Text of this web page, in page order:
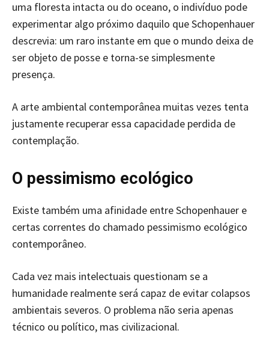
uma floresta intacta ou do oceano, o indivíduo pode
experimentar algo próximo daquilo que Schopenhauer
descrevia: um raro instante em que o mundo deixa de
ser objeto de posse e torna-se simplesmente
presença.
A arte ambiental contemporânea muitas vezes tenta
justamente recuperar essa capacidade perdida de
contemplação.
O pessimismo ecológico
Existe também uma afinidade entre Schopenhauer e
certas correntes do chamado pessimismo ecológico
contemporâneo.
Cada vez mais intelectuais questionam se a
humanidade realmente será capaz de evitar colapsos
ambientais severos. O problema não seria apenas
técnico ou político, mas civilizacional.